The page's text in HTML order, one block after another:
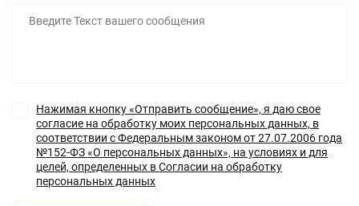
Нажимая кнопку «Отправить сообщение», я даю свое
согласие на обработку моих персональных данных, в
соответствии с Федеральным законом от 27.07.2006 года
№152-ФЗ «О персональных данных», на условиях и для
целей, определенных в Согласии на обработку
персональных данных